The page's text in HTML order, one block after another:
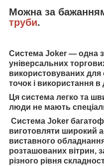
Можна за
труби.
Система Joker — одна з
універсальних
використовуваних
точок і використання
Ця система легко та
люди не мають
Система Joker
виготовляти широкий
виставного
розташованих вітрин,
різного рівня